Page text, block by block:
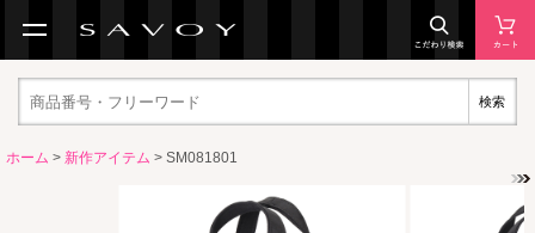
検索
ホーム > 新作アイテム > SM081801